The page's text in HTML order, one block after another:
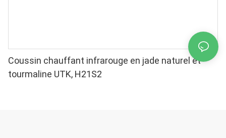
Coussin chauffant infrarouge en jade naturel et
tourmaline UTK, H21S2